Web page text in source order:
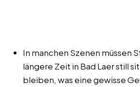
In manchen Szenen müssen
längere Zeit in Bad Laer still
bleiben, was eine gewisse